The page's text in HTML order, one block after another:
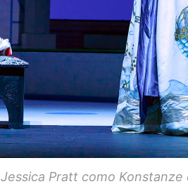
Jessica Pratt como